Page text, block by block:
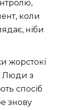
коли
ніби
жорстокі
Люди з
спосіб
знову